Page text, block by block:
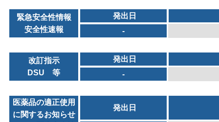
緊急安全性情報
安全性速報
発出日
-
改訂指示
DSU 等
発出日
-
医薬品の適正使用
に関するお知らせ
発出日